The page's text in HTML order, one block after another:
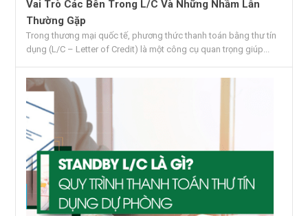
Vai Trò Các Bên Trong L/C Và Những Nhầm Lẫn
Thường Gặp
Trong thương mại quốc tế, phương thức thanh toán bằng thư tín
dụng (L/C – Letter of Credit) là một công cụ quan trọng giúp...